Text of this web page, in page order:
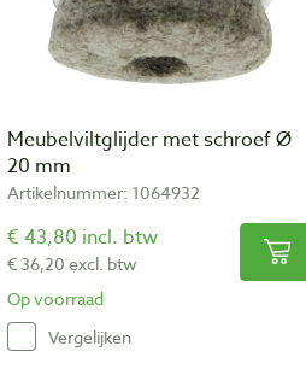
Meubelviltglijder met schroef Ø
20 mm
Artikelnummer: 1064932
€ 43,80 incl. btw
€ 36,20 excl. btw
Op voorraad
Vergelijken